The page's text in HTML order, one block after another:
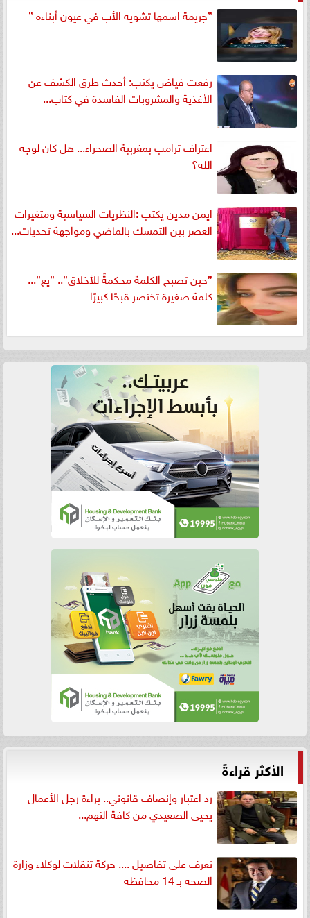
”جريمة اسمها تشويه الأب في عيون أبناءه ”
رفعت فياض يكتب: أحدث طرق الكشف عن
الأغذية والمشروبات الفاسدة في كتاب...
اعتراف ترامب بمغربية الصحراء... هل كان لوجه
الله؟
ايمن مدين يكتب :النظريات السياسية ومتغيرات
العصر بين التمسك بالماضي ومواجهة تحديات...
”حين تصبح الكلمة محكمةً للأخلاق”.. ”يع”...
كلمة صغيرة تختصر قبحًا كبيرًا
الأكثر قراءةً
رد اعتبار وإنصاف قانوني.. براءة رجل الأعمال
يحيى الصعيدي من كافة التهم...
تعرف على تفاصيل .... حركة تنقلات لوكلاء وزارة
الصحه بـ 14 محافظه